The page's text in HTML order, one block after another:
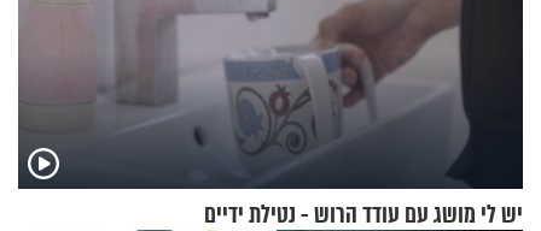
יש לי מושג עם עודד הרוש - נטילת ידיים